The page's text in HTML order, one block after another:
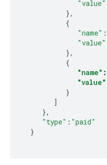
"value"
},
{
"name" :
"value"
},
{
"name" :
"value"
}
]
},
"type" : "paid"
}